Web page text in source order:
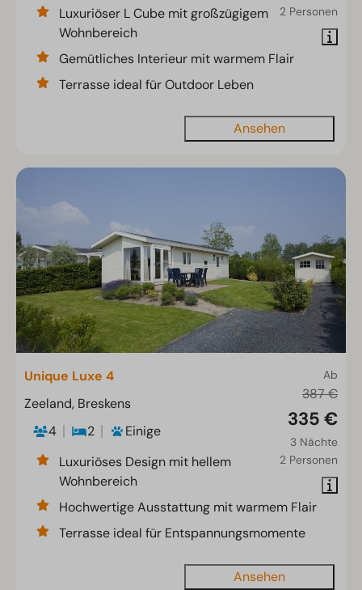
2 Personen
Luxuriöser L Cube mit großzügigem
Wohnbereich
Gemütliches Interieur mit warmem Flair
Terrasse ideal für Outdoor Leben
Ansehen
Ab
387 €
335 €
3 Nächte
2 Personen
Unique Luxe 4
Zeeland, Breskens
4
2
Einige
Luxuriöses Design mit hellem
Wohnbereich
Hochwertige Ausstattung mit warmem Flair
Terrasse ideal für Entspannungsmomente
Ansehen